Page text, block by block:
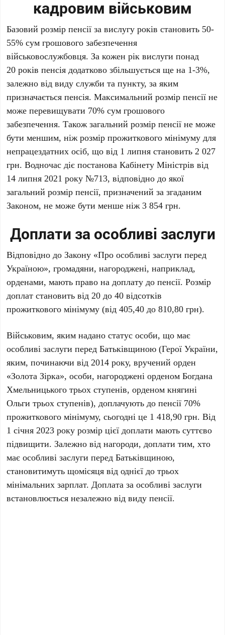
кадровим військовим
Базовий розмір пенсії за вислугу років становить 50-
55% сум грошового забезпечення
військовослужбовця. За кожен рік вислуги понад
20 років пенсія додатково збільшується ще на 1-3%,
залежно від виду служби та пункту, за яким
призначається пенсія. Максимальний розмір пенсії не
може перевищувати 70% сум грошового
забезпечення. Також загальний розмір пенсії не може
бути меншим, ніж розмір прожиткового мінімуму для
непрацездатних осіб, що від 1 липня становить 2 027
грн. Водночас діє постанова Кабінету Міністрів від
14 липня 2021 року №713, відповідно до якої
загальний розмір пенсії, призначений за згаданим
Законом, не може бути менше ніж 3 854 грн.
Доплати за особливі заслуги
Відповідно до Закону «Про особливі заслуги перед
Україною», громадяни, нагороджені, наприклад,
орденами, мають право на доплату до пенсії. Розмір
доплат становить від 20 до 40 відсотків
прожиткового мінімуму (від 405,40 до 810,80 грн).
Військовим, яким надано статус особи, що має
особливі заслуги перед Батьківщиною (Герої України,
яким, починаючи від 2014 року, вручений орден
«Золота Зірка», особи, нагороджені орденом Богдана
Хмельницького трьох ступенів, орденом княгині
Ольги трьох ступенів), доплачують до пенсії 70%
прожиткового мінімуму, сьогодні це 1 418,90 грн. Від
1 січня 2023 року розмір цієї доплати мають суттєво
підвищити. Залежно від нагороди, доплати тим, хто
має особливі заслуги перед Батьківщиною,
становитимуть щомісяця від однієї до трьох
мінімальних зарплат. Доплата за особливі заслуги
встановлюється незалежно від виду пенсії.